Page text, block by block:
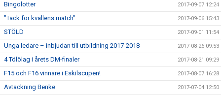
Bingolotter 2017-09-07 12:24
"Tack för kvällens match" 2017-09-06 15:43
STÖLD 2017-09-01 11:54
Unga ledare – inbjudan till utbildning 2017-2018 2017-08-26 09:53
4 Tölölag i årets DM-finaler 2017-08-21 09:29
F15 och F16 vinnare i Eskilscupen! 2017-08-07 16:28
Avtackning Benke 2017-07-04 12:50